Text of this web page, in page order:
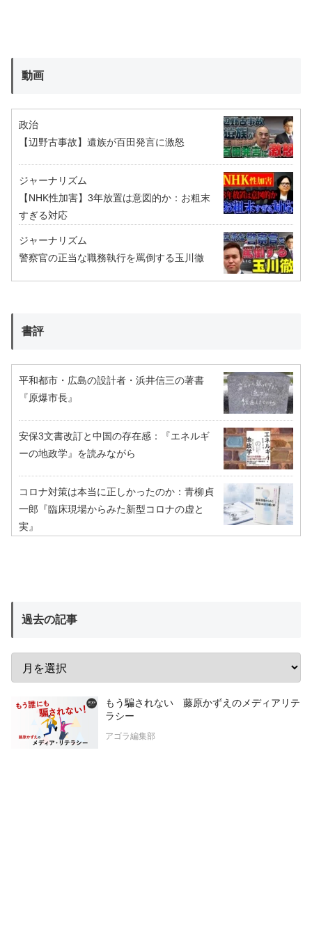
動画
政治
【辺野古事故】遺族が百田発言に激怒
ジャーナリズム
【NHK性加害】3年放置は意図的か：お粗末
すぎる対応
ジャーナリズム
警察官の正当な職務執行を罵倒する玉川徹
書評
平和都市・広島の設計者・浜井信三の著書
『原爆市長』
安保3文書改訂と中国の存在感：『エネルギ
ーの地政学』を読みながら
コロナ対策は本当に正しかったのか：青柳貞
一郎『臨床現場からみた新型コロナの虚と
実』
過去の記事
もう騙されない 藤原かずえのメディアリテ
ラシー
アゴラ編集部